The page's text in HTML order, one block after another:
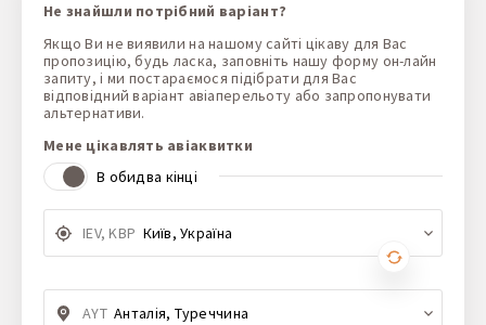
Повернення
1 + 0 + 0
Не знайшли потрібний варіант?
Якщо Ви не виявили на нашому сайті цікаву для Вас
пропозицію, будь ласка, заповніть нашу форму он-лайн
запиту, і ми постараємося підібрати для Вас
відповідний варіант авіаперельоту або запропонувати
альтернативи.
Мене цікавлять авіаквитки
В обидва кінці
IEV, KBP Київ, Україна
AYT Анталія, Туреччина